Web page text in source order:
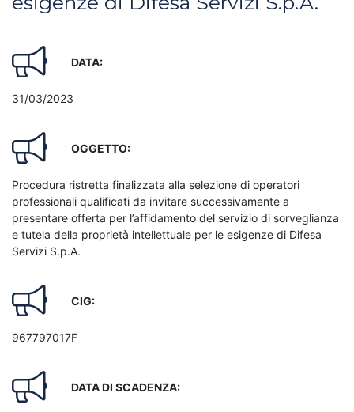
DATA:
31/03/2023
OGGETTO:
Procedura ristretta finalizzata alla selezione di operatori
professionali qualificati da invitare successivamente a
presentare offerta per l’affidamento del servizio di sorveglianza
e tutela della proprietà intellettuale per le esigenze di Difesa
Servizi S.p.A.
CIG:
967797017F
DATA DI SCADENZA: